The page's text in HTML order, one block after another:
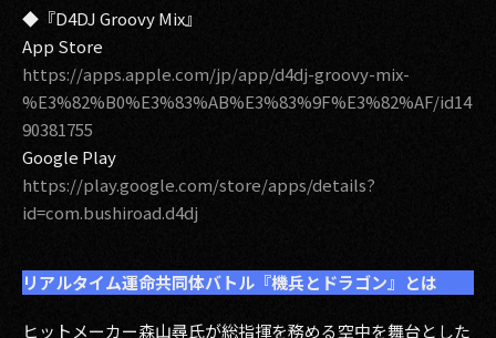
◆『D4DJ Groovy Mix』
App Store
https://apps.apple.com/jp/app/d4dj-groovy-mix-
%E3%82%B0%E3%83%AB%E3%83%9F%E3%82%AF/id14
90381755
Google Play
https://play.google.com/store/apps/details?
id=com.bushiroad.d4dj
リアルタイム運命共同体バトル『機兵とドラゴン』とは
ヒットメーカー森山尋氏が総指揮を務める空中を舞台とした